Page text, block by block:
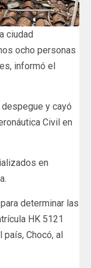
ciudad
ocho personas
informó el
y cayó
Civil en
en
determinar las
HK 5121
país, Chocó, al